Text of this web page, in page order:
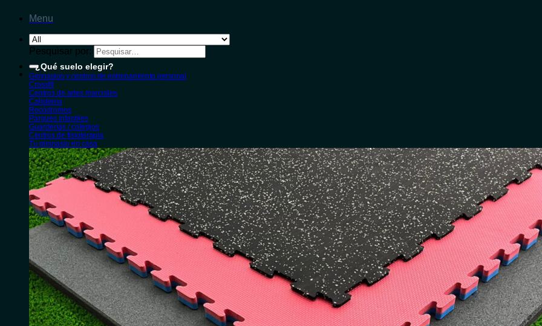
Menu
Pesquisar por:
¿Qué suelo elegir?
Gimnasios y centros de entrenamiento personal
Crossfit
Centros de artes marciales
Calistenia
Rocódromos
Parques infantiles
Guarderías / colegios
Centros de fisioterapia
Tu gimnasio en casa